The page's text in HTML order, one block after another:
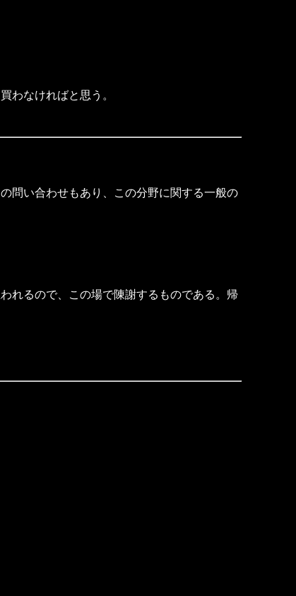
わなければと思う。
問い合わせもあり、この分野に関する一般の
れるので、この場で陳謝するものである。帰